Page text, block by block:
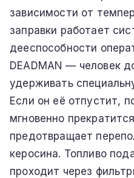
зависимости от
заправки работает
дееспособности
DEADMAN — человек
удерживать
Если он её отпустит,
мгновенно
предотвращает
керосина. Топливо
проходит через